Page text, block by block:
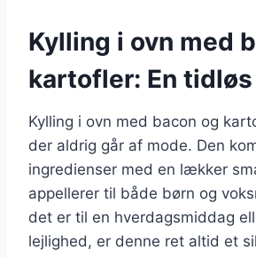
Kylling i ovn med
kartofler: En
Kylling i ovn med bacon og
der aldrig går af mode. Den
ingredienser med en lækker
appellerer til både børn og
det er til en hverdagsmiddag
lejlighed, er denne ret altid et